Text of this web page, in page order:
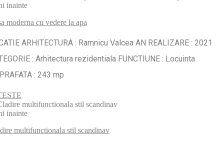
inainte
moderna cu vedere la apa
ARHITECTURA : Ramnicu Valcea AN REALIZARE : 2021
: Arhitectura rezidentiala FUNCTIUNE : Locuinta
: 243 mp
inainte
multifunctionala stil scandinav